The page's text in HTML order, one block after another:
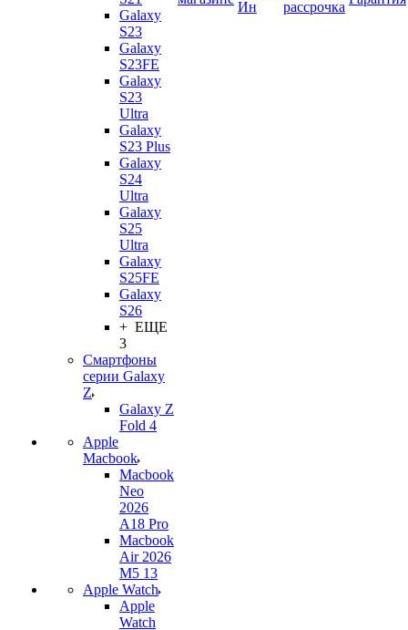
Galaxy
S23
Galaxy
S23FE
Galaxy
S23
Ultra
Galaxy
S23 Plus
Galaxy
S24
Ultra
Galaxy
S25
Ultra
Galaxy
S25FE
Galaxy
S26
+ ЕЩЕ
3
Смартфоны
серии Galaxy
Z
Galaxy Z
Fold 4
Apple
Macbook
Macbook
Neo
2026
A18 Pro
Macbook
Air 2026
M5 13
Apple Watch
Apple
Watch
Ин
рассрочка